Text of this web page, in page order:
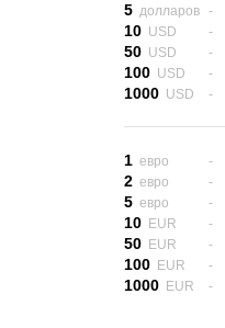
5 долларов -
10 USD -
50 USD -
100 USD -
1000 USD -
1 евро -
2 евро -
5 евро -
10 EUR -
50 EUR -
100 EUR -
1000 EUR -